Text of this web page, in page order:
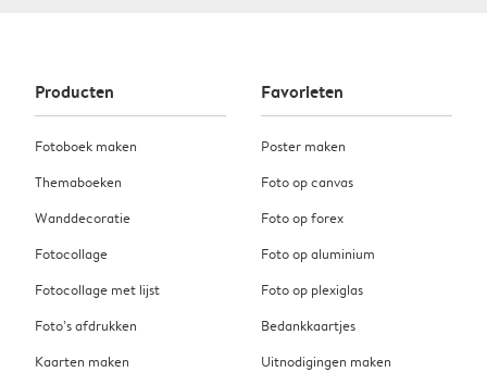
Producten
Fotoboek maken
Themaboeken
Wanddecoratie
Fotocollage
Fotocollage met lijst
Foto’s afdrukken
Kaarten maken
Favorieten
Poster maken
Foto op canvas
Foto op forex
Foto op aluminium
Foto op plexiglas
Bedankkaartjes
Uitnodigingen maken